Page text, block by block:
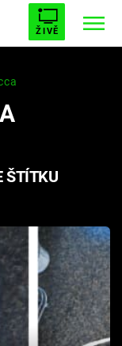
ŽIVĚ
UPÍRŮ
ŠTÍTKU